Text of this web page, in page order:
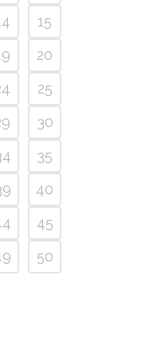
15
20
25
30
35
40
45
50